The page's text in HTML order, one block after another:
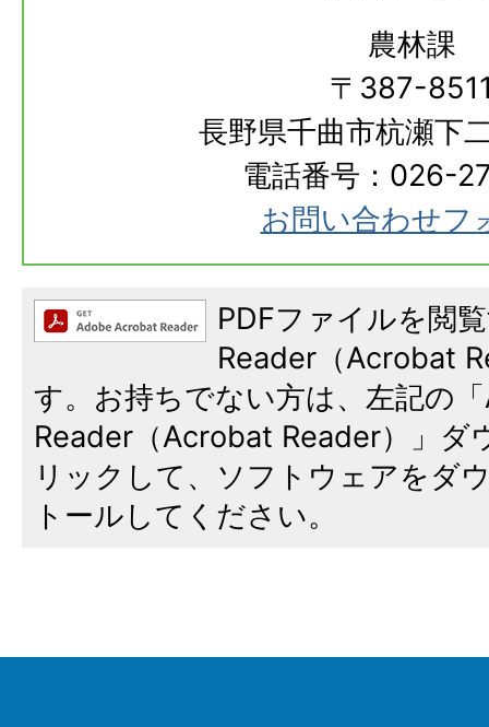
農林課
〒387-
長野県千曲市杭瀬下
電話番号：026-
お問い合わせフ
PDFファイルを閲
Reader（Acrobat
す。お持ちでない方は、左記の
Reader（Acrobat Reader）」ダ
リックして、ソフトウェアをダ
トールしてください。